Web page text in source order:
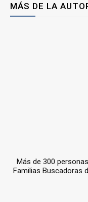
MÁS DE LA
Más de 300
Familias Buscadoras